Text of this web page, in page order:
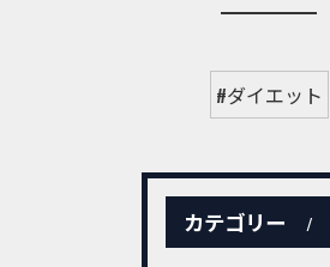
#ダイエット
カテゴリー